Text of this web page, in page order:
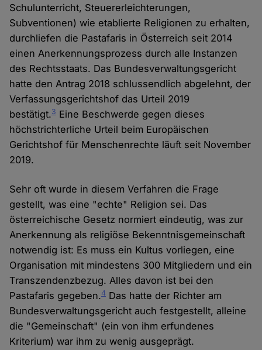
Schulunterricht, Steuererleichterungen,
Subventionen) wie etablierte Religionen zu erhalten,
durchliefen die Pastafaris in Österreich seit 2014
einen Anerkennungsprozess durch alle Instanzen
des Rechtsstaats. Das Bundesverwaltungsgericht
hatte den Antrag 2018 schlussendlich abgelehnt, der
Verfassungsgerichtshof das Urteil 2019
bestätigt.3 Eine Beschwerde gegen dieses
höchstrichterliche Urteil beim Europäischen
Gerichtshof für Menschenrechte läuft seit November
2019.
Sehr oft wurde in diesem Verfahren die Frage
gestellt, was eine "echte" Religion sei. Das
österreichische Gesetz normiert eindeutig, was zur
Anerkennung als religiöse Bekenntnisgemeinschaft
notwendig ist: Es muss ein Kultus vorliegen, eine
Organisation mit mindestens 300 Mitgliedern und ein
Transzendenzbezug. Alles davon ist bei den
Pastafaris gegeben.4 Das hatte der Richter am
Bundesverwaltungsgericht auch festgestellt, alleine
die "Gemeinschaft" (ein von ihm erfundenes
Kriterium) war ihm zu wenig ausgeprägt.